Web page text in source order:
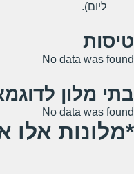
ליום).
טיסות
No data was found
בתי מלון
No data was found
*מלונות אלו